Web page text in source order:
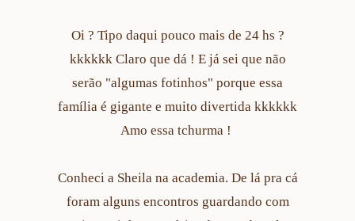
Oi ? Tipo daqui pouco mais de 24 hs ?
kkkkkk Claro que dá ! E já sei que não
serão "algumas fotinhos" porque essa
família é gigante e muito divertida kkkkkk
Amo essa tchurma !
Conheci a Sheila na academia. De lá pra cá
foram alguns encontros guardando com